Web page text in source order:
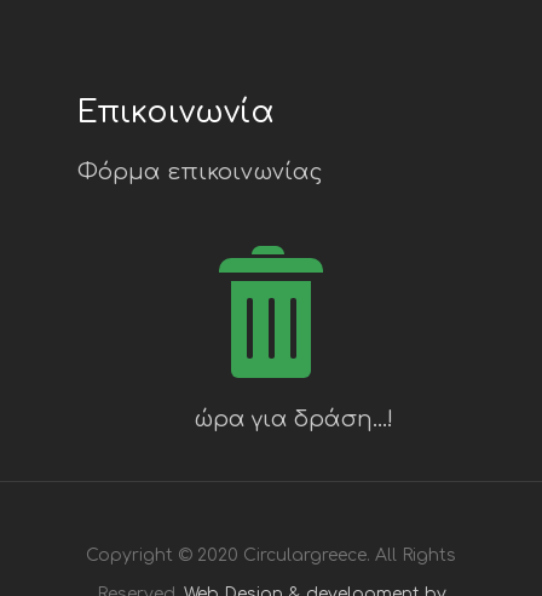
Επικοινωνία
Φόρμα επικοινωνίας
Copyright © 2020 Circulargreece. All Rights